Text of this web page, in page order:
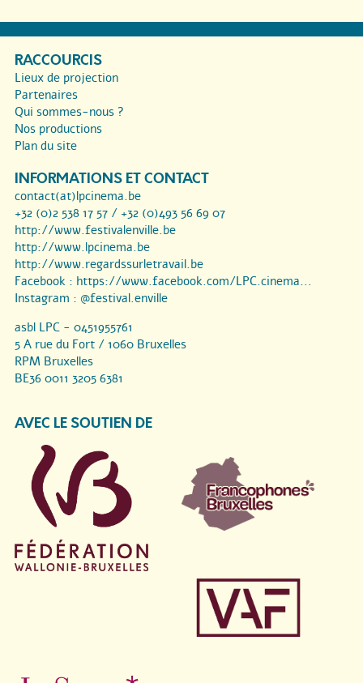
RACCOURCIS
Lieux de projection
Partenaires
Qui sommes-nous ?
Nos productions
Plan du site
INFORMATIONS ET CONTACT
contact(at)lpcinema.be
+32 (0)2 538 17 57 / +32 (0)493 56 69 07
http://www.festivalenville.be
http://www.lpcinema.be
http://www.regardssurletravail.be
Facebook : https://www.facebook.com/LPC.cinema...
Instagram : @festival.enville
asbl LPC - 0451955761
5 A rue du Fort / 1060 Bruxelles
RPM Bruxelles
BE36 0011 3205 6381
AVEC LE SOUTIEN DE